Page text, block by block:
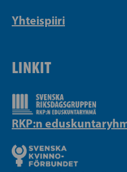
Yhteispiiri
LINKIT
RKP:n